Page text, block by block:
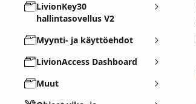
LivionKey30
hallintasovellus V2
Myynti- ja käyttöehdot
LivionAccess Dashboard
Muut